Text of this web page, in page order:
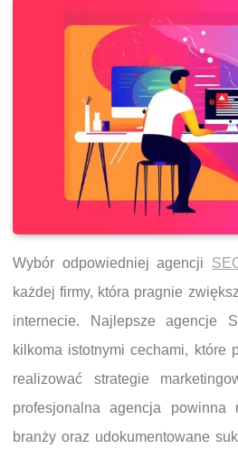
Wybór odpowiedniej agencji
każdej firmy, która pragnie
internecie. Najlepsze agencje
kilkoma istotnymi cechami, które
realizować strategie
profesjonalna agencja powinna
branży oraz udokumentowane